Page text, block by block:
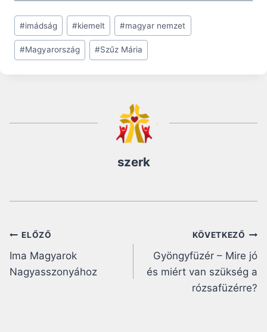
Post
Tags:
#imádság #kiemelt #magyar nemzet
#Magyarország #Szűz Mária
szerk
Bejegyzés
navigáció
ELŐZŐ
Ima Magyarok
Nagyasszonyához
KÖVETKEZŐ
Gyöngyfüzér – Mire jó
és miért van szükség a
rózsafüzérre?